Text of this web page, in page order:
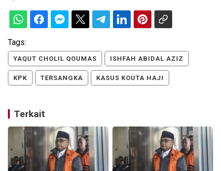
Tags:
YAQUT CHOLIL QOUMAS ISHFAH ABIDAL AZIZ
KPK TERSANGKA KASUS KOUTA HAJI
Terkait